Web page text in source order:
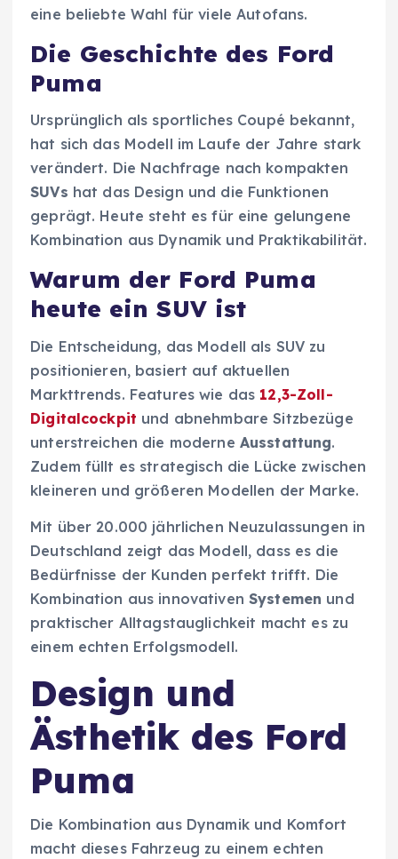
eine beliebte Wahl für viele Autofans.
Die Geschichte des Ford
Puma
Ursprünglich als sportliches Coupé bekannt,
hat sich das Modell im Laufe der Jahre stark
verändert. Die Nachfrage nach kompakten
SUVs hat das Design und die Funktionen
geprägt. Heute steht es für eine gelungene
Kombination aus Dynamik und Praktikabilität.
Warum der Ford Puma
heute ein SUV ist
Die Entscheidung, das Modell als SUV zu
positionieren, basiert auf aktuellen
Markttrends. Features wie das 12,3-Zoll-
Digitalcockpit und abnehmbare Sitzbezüge
unterstreichen die moderne Ausstattung.
Zudem füllt es strategisch die Lücke zwischen
kleineren und größeren Modellen der Marke.
Mit über 20.000 jährlichen Neuzulassungen in
Deutschland zeigt das Modell, dass es die
Bedürfnisse der Kunden perfekt trifft. Die
Kombination aus innovativenSystemen und
praktischer Alltagstauglichkeit macht es zu
einem echten Erfolgsmodell.
Design und
Ästhetik des Ford
Puma
Die Kombination aus Dynamik und Komfort
macht dieses Fahrzeug zu einem echten